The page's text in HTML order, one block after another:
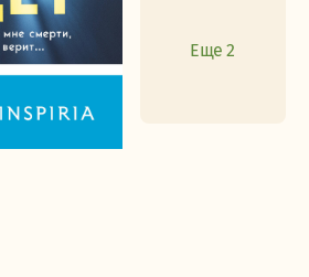
Еще 2